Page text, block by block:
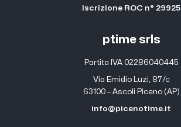
Iscrizione ROC n° 29925
ptime srls
Partita IVA 02286040445
Via Emidio Luzi, 87/c
63100 – Ascoli Piceno (AP)
info@picenotime.it